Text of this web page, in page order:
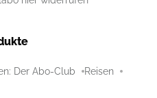
Der Abo-Club Reisen